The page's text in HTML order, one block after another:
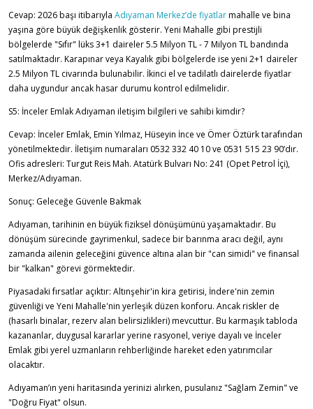
Cevap: 2026 başı itibarıyla Adıyaman Merkez’de fiyatlarmahalle ve bina
yaşına göre büyük değişkenlik gösterir. Yeni Mahalle gibi prestijli
bölgelerde "Sıfır" lüks 3+1 daireler 5.5 Milyon TL - 7 Milyon TL bandında
satılmaktadır. Karapınar veya Kayalık gibi bölgelerde ise yeni 2+1 daireler
2.5 Milyon TL civarında bulunabilir. İkinci el ve tadilatlı dairelerde fiyatlar
daha uygundur ancak hasar durumu kontrol edilmelidir.
S5: İnceler Emlak Adıyaman iletişim bilgileri ve sahibi kimdir?
Cevap: İnceler Emlak, Emin Yılmaz, Hüseyin İnce ve Ömer Öztürk tarafından
yönetilmektedir. İletişim numaraları 0532 332 40 10 ve 0531 515 23 90’dır.
Ofis adresleri: Turgut Reis Mah. Atatürk Bulvarı No: 241 (Opet Petrol İçi),
Merkez/Adıyaman.
Sonuç: Geleceğe Güvenle Bakmak
Adıyaman, tarihinin en büyük fiziksel dönüşümünü yaşamaktadır. Bu
dönüşüm sürecinde gayrimenkul, sadece bir barınma aracı değil, aynı
zamanda ailenin geleceğini güvence altına alan bir "can simidi" ve finansal
bir "kalkan" görevi görmektedir.
Piyasadaki fırsatlar açıktır: Altınşehir'in kira getirisi, İndere'nin zemin
güvenliği ve Yeni Mahalle'nin yerleşik düzen konforu. Ancak riskler de
(hasarlı binalar, rezerv alan belirsizlikleri) mevcuttur. Bu karmaşık tabloda
kazananlar, duygusal kararlar yerine rasyonel, veriye dayalı ve İnceler
Emlak gibi yerel uzmanların rehberliğinde hareket eden yatırımcılar
olacaktır.
Adıyaman’ın yeni haritasında yerinizi alırken, pusulanız "Sağlam Zemin" ve
"Doğru Fiyat" olsun.